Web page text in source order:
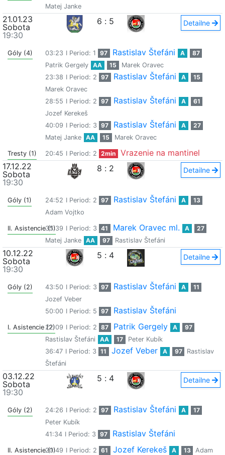
Matej Janke
21.01.23
Sobota
19:30
6 : 5 Detailne
Góly (4) 03:23 I Period: 1 97 Rastislav Štefáni A
87
Patrik Gergely
AA 15
Marek Oravec
23:38 I Period: 2 97 Rastislav Štefáni A
15
Marek Oravec
28:55 I Period: 2 97 Rastislav Štefáni A
61
Jozef Kerekeš
40:09 I Period: 3 97 Rastislav Štefáni A
27
Matej Janke
AA 15 Marek Oravec
Tresty (1) 20:45 I Period: 2 2min
Vrazenie na mantinel
17.12.22
Sobota
19:30
8 : 2 Detailne
Góly (1) 24:52 I Period: 2 97 Rastislav Štefáni A
13
Adam Vojtko
II. Asistencie (1)
35:39 I Period: 3 41 Marek Oravec ml. A
27
Matej Janke
AA 97 Rastislav Štefáni
10.12.22
Sobota
19:30
5 : 4 Detailne
Góly (2) 43:50 I Period: 3 97 Rastislav Štefáni A
11
Jozef Veber
50:00 I Period: 5 97 Rastislav Štefáni
I. Asistencie (2)22:09 I Period: 2 87 Patrik Gergely A
97
Rastislav Štefáni
AA 17
Peter Kubík
36:47 I Period: 3 11 Jozef Veber A 97
Rastislav
Štefáni
03.12.22
Sobota
19:30
5 : 4 Detailne
Góly (2) 24:26 I Period: 2 97 Rastislav Štefáni A
17
Peter Kubík
41:34 I Period: 3 97 Rastislav Štefáni
II. Asistencie (1)
20:49 I Period: 2 61 Jozef Kerekeš A 13 Adam